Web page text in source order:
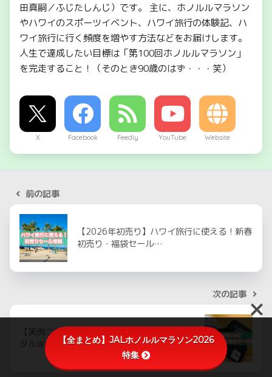
田真嗣／ふじたしんじ）です。 主に、ホノルルマラソン
やハワイのスポーツイベント、ハワイ旅行の体験記、ハ
ワイ旅行に行く頻度を増やす方法などをお届けします。
人生で達成したい目標は「第100回ホノルルマラソン」
を完走すること！（そのとき90歳のはず・・・笑）
X Facebook Feedly YouTube Website
前の記事
【2026年初売り】ハワイ旅行に使える！新春
初売り・福袋セール…
次の記事
【実例つき】ハワイ旅行に必要なeSIM・レン
タルWi-Fiのデ…【全まとめ】JALホノルルマラソン2026
特集